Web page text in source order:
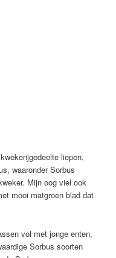
liepen,
waaronder Sorbus
Mijn oog viel ook
mooi matgroen blad dat
vol met jonge enten,
Sorbus soorten